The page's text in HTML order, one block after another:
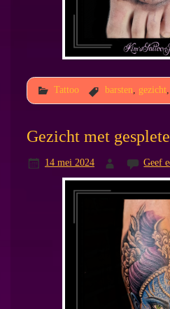
Tattoo barsten gezicht,
Gezicht met
14 mei 2024 Geef